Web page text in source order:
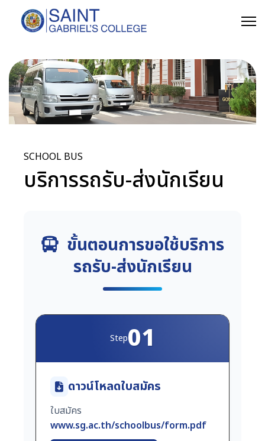
SCHOOL BUS
บริการรถรับ-ส่งนักเรียน
ขั้นตอนการขอใช้บริการ
รถรับ-ส่งนักเรียน
Step01
ดาวน์โหลดใบสมัคร
ใบสมัคร
www.sg.ac.th/schoolbus/form.pdf